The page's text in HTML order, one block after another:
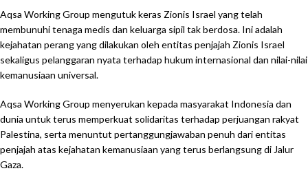
Aqsa Working Group mengutuk keras Zionis Israel yang telah
membunuhi tenaga medis dan keluarga sipil tak berdosa. Ini adalah
kejahatan perang yang dilakukan oleh entitas penjajah Zionis Israel
sekaligus pelanggaran nyata terhadap hukum internasional dan nilai-nilai
kemanusiaan universal.
Aqsa Working Group menyerukan kepada masyarakat Indonesia dan
dunia untuk terus memperkuat solidaritas terhadap perjuangan rakyat
Palestina, serta menuntut pertanggungjawaban penuh dari entitas
penjajah atas kejahatan kemanusiaan yang terus berlangsung di Jalur
Gaza.